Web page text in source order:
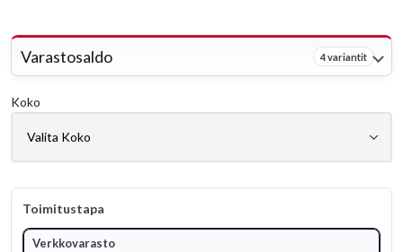
Varastosaldo 4 variantit
Koko
Toimitustapa
Verkkovarasto